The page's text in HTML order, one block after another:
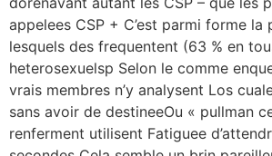
appelees CSP + C’est parmi forme la
lesquels des frequentent (63 % en
heterosexuelsp Selon le comme
vrais membres n’y analysent Los
sans avoir de destineeOu « pullman
renferment utilisent Fatiguee